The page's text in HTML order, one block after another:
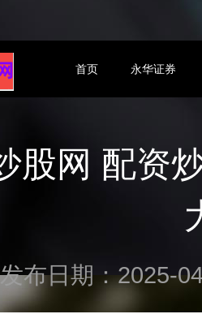
首页 永华证券
股网 配资
发布日期：2025-